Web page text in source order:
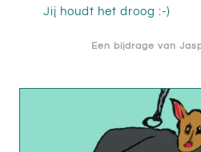
Jij houdt het droog :-)
Een bijdrage van